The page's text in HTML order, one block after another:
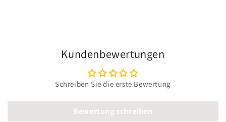
Kundenbewertungen
Schreiben Sie die erste Bewertung
Bewertung schreiben